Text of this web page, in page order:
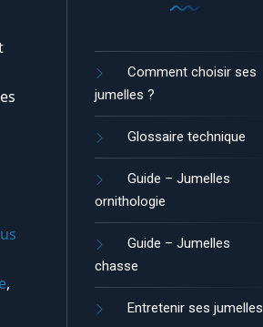
,
Comment choisir ses
jumelles ?
Glossaire technique
Guide – Jumelles
ornithologie
Guide – Jumelles
chasse
Entretenir ses jumelles